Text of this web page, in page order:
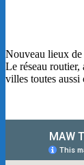
Nouveau lieux de
Le réseau routier,
villes toutes aussi